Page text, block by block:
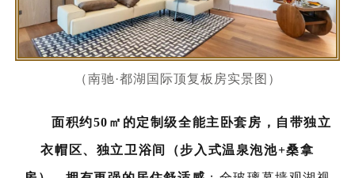
（南驰·都湖国际顶复板房实景图）
面积约50㎡的定制级全能主卧套房，自带独立
衣帽区、独立卫浴间（步入式温泉泡池+桑拿